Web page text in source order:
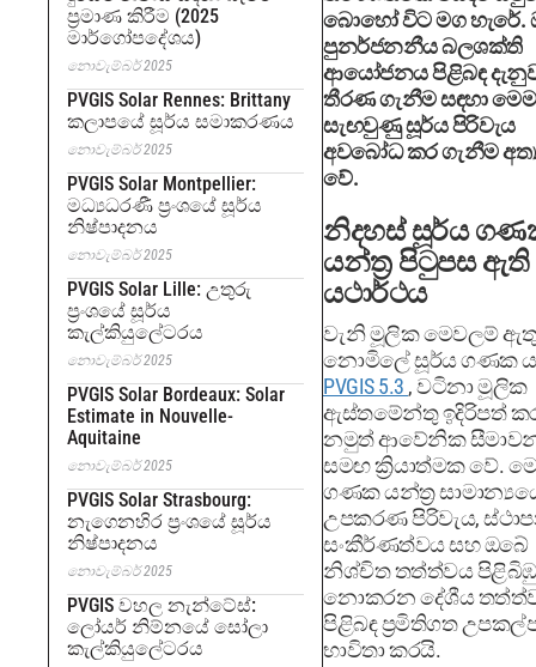
ප්‍රමාණ කිරීම (2025
මාර්ගෝපදේශය)
නොවැම්බර් 2025
PVGIS Solar Rennes: Brittany
කලාපයේ සූර්ය සමාකරණය
නොවැම්බර් 2025
PVGIS Solar Montpellier:
මධ්‍යධරණී ප්‍රංශයේ සූර්ය
නිෂ්පාදනය
නොවැම්බර් 2025
PVGIS Solar Lille: උතුරු
ප්‍රංශයේ සූර්ය
කැල්කියුලේටරය
නොවැම්බර් 2025
PVGIS Solar Bordeaux: Solar
Estimate in Nouvelle-
Aquitaine
නොවැම්බර් 2025
PVGIS Solar Strasbourg:
නැගෙනහිර ප්‍රංශයේ සූර්ය
නිෂ්පාදනය
නොවැම්බර් 2025
PVGIS වහල නැන්ටේස්:
ලෝයර් නිම්නයේ සෝලා
කැල්කියුලේටරය
බොහෝ විට මග හැරේ.
පුනර්ජනනීය බලශක්ති
ආයෝජනය පිළිබඳ
තීරණ ගැනීම සඳහා මෙම
සැඟවුණු සූර්ය පිරිවැය
අවබෝධ කර ගැනීම
වේ.
නිදහස් සූර්ය
යන්ත්‍ර පිටුපස ඇති
යථාර්ථය
වැනි මූලික මෙවලම්
නොමිලේ සූර්ය ගණක
PVGIS 5.3 , වටිනා මූලික
ඇස්තමේන්තු ඉදිරිපත්
නමුත් ආවේනික
සමඟ ක්‍රියාත්මක වේ.
ගණක යන්ත්‍ර
උපකරණ පිරිවැය,
සංකීර්ණත්වය සහ ඔබේ
නිශ්චිත තත්ත්වය පිළිබිඹු
නොකරන දේශීය
පිළිබඳ ප්‍රමිතිගත
භාවිතා කරයි.